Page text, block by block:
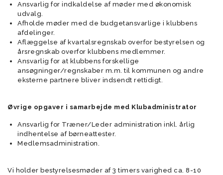
Ansvarlig for indkaldelse af møder med økonomisk
udvalg.
Afholde møder med de budgetansvarlige i klubbens
afdelinger.
Aflæggelse af kvartalsregnskab overfor bestyrelsen og
årsregnskab overfor klubbens medlemmer.
Ansvarlig for at klubbens forskellige
ansøgninger/regnskaber m.m. til kommunen og andre
eksterne partnere bliver indsendt rettidigt.
Øvrige opgaver i samarbejde med Klubadministrator
Ansvarlig for Træner/Leder administration inkl. årlig
indhentelse af børneattester.
Medlemsadministration.
Vi holder bestyrelsesmøder af 3 timers varighed ca. 8-10